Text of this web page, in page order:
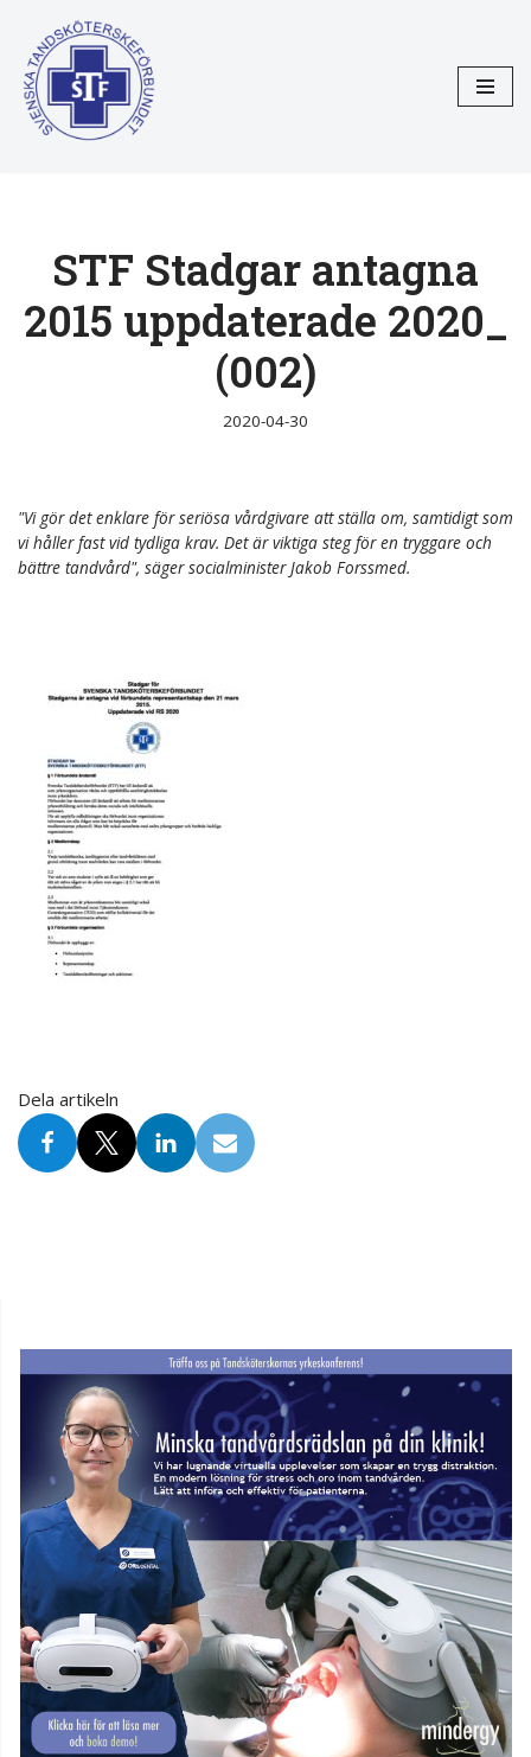
Hoppa
till
innehåll
STF Stadgar antagna
2015 uppdaterade 2020_
(002)
2020-04-30
"Vi gör det enklare för seriösa vårdgivare att ställa om, samtidigt som
vi håller fast vid tydliga krav. Det är viktiga steg för en tryggare och
bättre tandvård", säger socialminister Jakob Forssmed.
Dela artikeln